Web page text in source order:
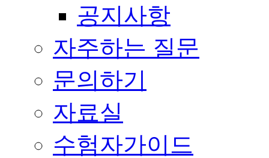
공지사항
자주하는 질문
문의하기
자료실
수험자가이드